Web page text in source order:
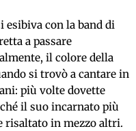
esibiva con la band di
a passare
il colore della
si trovò a cantare in
più volte dovette
il suo incarnato più
risaltato in mezzo altri.